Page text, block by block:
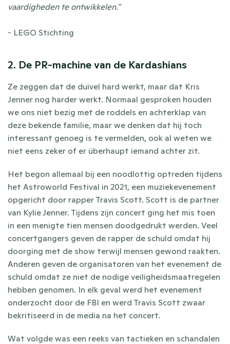
vaardigheden te ontwikkelen."
- LEGO Stichting
2. De PR-machine van de Kardashians
Ze zeggen dat de duivel hard werkt, maar dat Kris
Jenner nog harder werkt. Normaal gesproken houden
we ons niet bezig met de roddels en achterklap van
deze bekende familie, maar we denken dat hij toch
interessant genoeg is te vermelden, ook al weten we
niet eens zeker of er überhaupt iemand achter zit.
Het begon allemaal bij een noodlottig optreden tijdens
het Astroworld Festival in 2021, een muziekevenement
opgericht door rapper Travis Scott. Scott is de partner
van Kylie Jenner. Tijdens zijn concert ging het mis toen
in een menigte tien mensen doodgedrukt werden. Veel
concertgangers geven de rapper de schuld omdat hij
doorging met de show terwijl mensen gewond raakten.
Anderen geven de organisatoren van het evenement de
schuld omdat ze niet de nodige veiligheidsmaatregelen
hebben genomen. In elk geval werd het evenement
onderzocht door de FBI en werd Travis Scott zwaar
bekritiseerd in de media na het concert.
Wat volgde was een reeks van tactieken en schandalen